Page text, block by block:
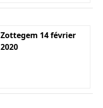
Zottegem 14 février
2020